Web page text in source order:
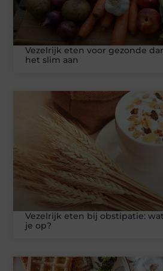
Vezelrijk eten voor gezonde
het slim aan
Vezelrijk eten bij obstipatie:
je op?